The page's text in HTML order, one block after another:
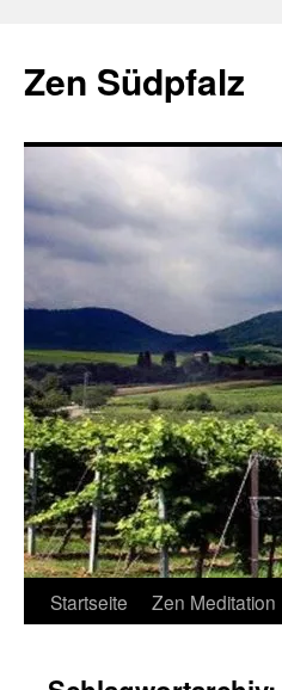
springen
Zen Südpfalz
Startseite Zen Meditation